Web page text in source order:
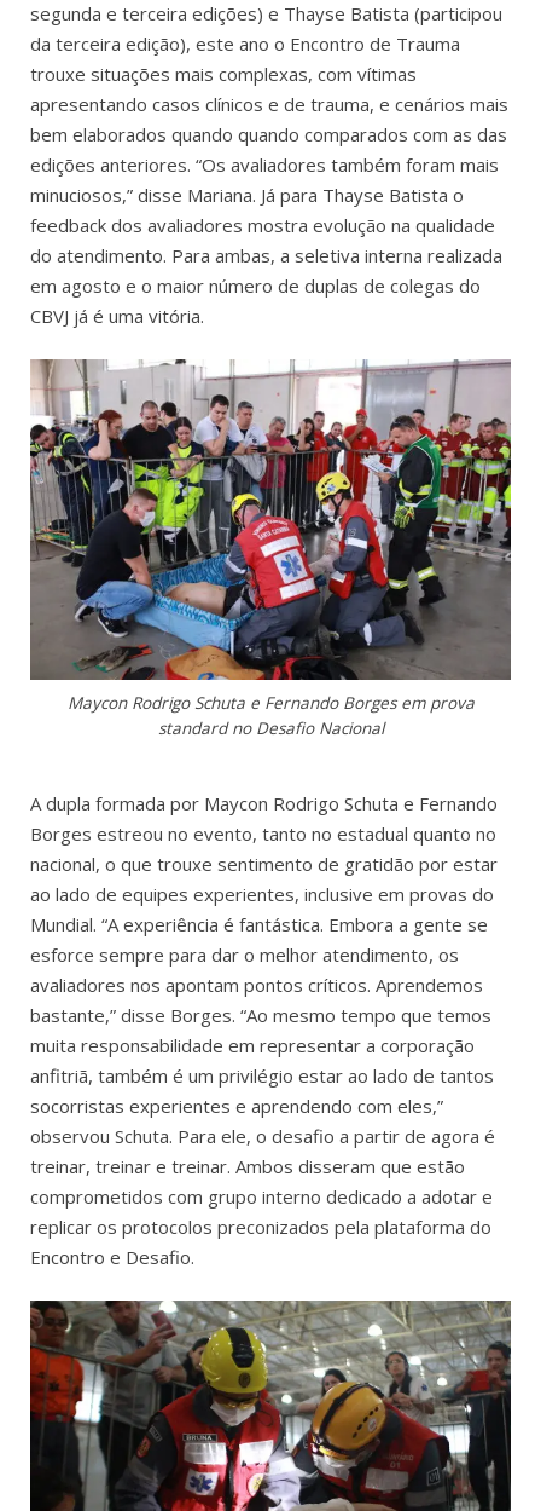
segunda e terceira edições) e Thayse Batista (participou
da terceira edição), este ano o Encontro de Trauma
trouxe situações mais complexas, com vítimas
apresentando casos clínicos e de trauma, e cenários mais
bem elaborados quando quando comparados com as das
edições anteriores. “Os avaliadores também foram mais
minuciosos,” disse Mariana. Já para Thayse Batista o
feedback dos avaliadores mostra evolução na qualidade
do atendimento. Para ambas, a seletiva interna realizada
em agosto e o maior número de duplas de colegas do
CBVJ já é uma vitória.
Maycon Rodrigo Schuta e Fernando Borges em prova
standard no Desafio Nacional
A dupla formada por Maycon Rodrigo Schuta e Fernando
Borges estreou no evento, tanto no estadual quanto no
nacional, o que trouxe sentimento de gratidão por estar
ao lado de equipes experientes, inclusive em provas do
Mundial. “A experiência é fantástica. Embora a gente se
esforce sempre para dar o melhor atendimento, os
avaliadores nos apontam pontos críticos. Aprendemos
bastante,” disse Borges. “Ao mesmo tempo que temos
muita responsabilidade em representar a corporação
anfitriã, também é um privilégio estar ao lado de tantos
socorristas experientes e aprendendo com eles,”
observou Schuta. Para ele, o desafio a partir de agora é
treinar, treinar e treinar. Ambos disseram que estão
comprometidos com grupo interno dedicado a adotar e
replicar os protocolos preconizados pela plataforma do
Encontro e Desafio.